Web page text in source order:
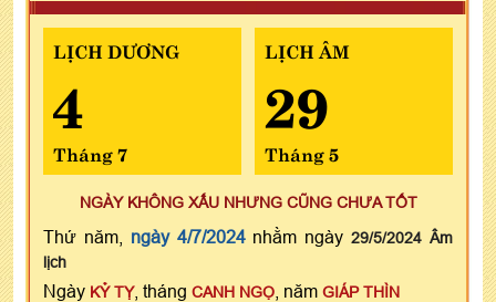
LỊCH DƯƠNG
4
Tháng 7
LỊCH ÂM
29
Tháng 5
NGÀY KHÔNG XẤU NHƯNG CŨNG CHƯA TỐT
Thứ năm, ngày 4/7/2024nhằm ngày29/5/2024 Âm
lịch
Ngày KỶ TỴ, tháng CANH NGỌ , năm GIÁP THÌN